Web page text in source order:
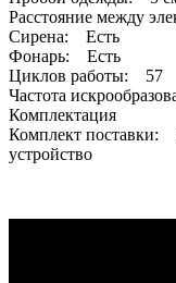
Расстояние между
Сирена: Есть
Фонарь: Есть
Циклов работы: 57
Частота
Комплектация
Комплект поставки:
устройство